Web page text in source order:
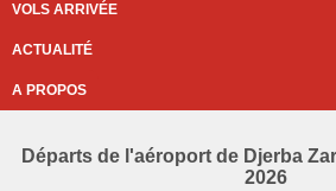
VOLS ARRIVÉE
ACTUALITÉ
A PROPOS
Départs de l'aéroport de Djerba
2026